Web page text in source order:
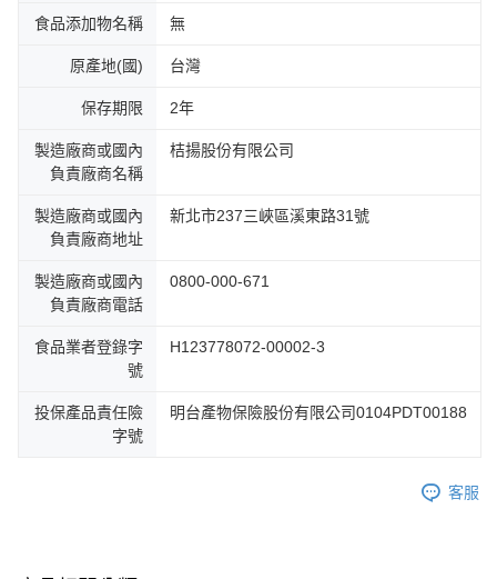
食品添加物名稱 無
原產地(國) 台灣
保存期限 2年
製造廠商或國內
負責廠商名稱
桔揚股份有限公司
製造廠商或國內
負責廠商地址
新北市237三峽區溪東路31號
製造廠商或國內
負責廠商電話
0800-000-671
食品業者登錄字
號
H123778072-00002-3
投保產品責任險
字號
明台產物保險股份有限公司0104PDT00188
客服